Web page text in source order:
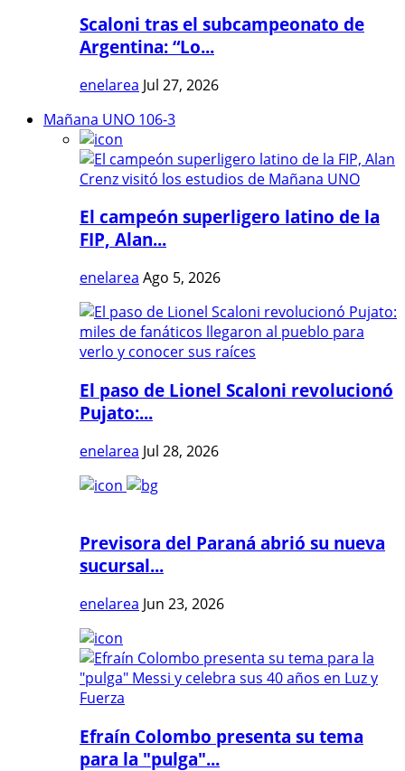
Scaloni tras el subcampeonato de
Argentina: “Lo...
enelarea Jul 27, 2026
Mañana UNO 106-3
El campeón superligero latino de la
FIP, Alan...
enelarea Ago 5, 2026
El paso de Lionel Scaloni revolucionó
Pujato:...
enelarea Jul 28, 2026
Previsora del Paraná abrió su nueva
sucursal...
enelarea Jun 23, 2026
Efraín Colombo presenta su tema
para la "pulga"...